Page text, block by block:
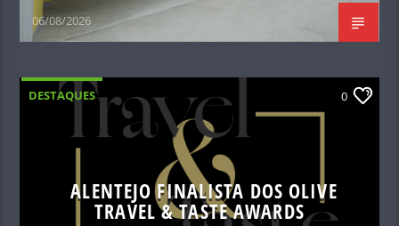
06/08/2026
DESTAQUES 0
ALENTEJO FINALISTA DOS OLIVE
TRAVEL & TASTE AWARDS